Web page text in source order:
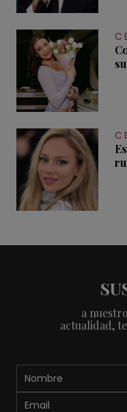
a
actualidad,